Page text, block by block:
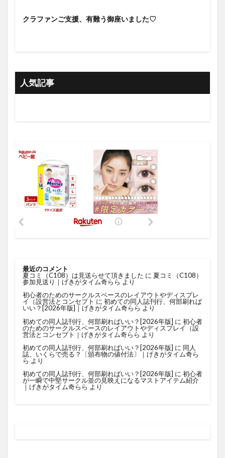
クラファンご支援、有難う御座いました♡
人気記事
最近のコメント
夏コミ（C108）は見送らせて頂きました に 夏コミ（C108）
参加見送り｜げきがタイム奇ららより
初心者のためのサークルスペースのレイアウトやディスプレ
イ（設営法とコンセプト に 初めての同人誌刊行、何部刷れば
いい？[2026年版]｜げきがタイム奇らら より
初めての同人誌刊行、何部刷ればいい？[2026年版] に 初心者
のためのサークルスペースのレイアウトやディスプレイ（設
営法とコンセプト｜げきがタイム奇らら より
初めての同人誌刊行、何部刷ればいい？[2026年版] に 同人
誌、いくらで売る？〔頒布物の値付法〕｜げきがタイム奇ら
ら より
初めての同人誌刊行、何部刷ればいい？[2026年版] に 初心者
が一瞬で中堅サークル並の見映えになるマストアイテム紹介
｜げきがタイム奇らら より